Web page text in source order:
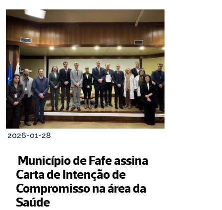
2026-01-28
Município de Fafe assina
Carta de Intenção de
Compromisso na área da
Saúde